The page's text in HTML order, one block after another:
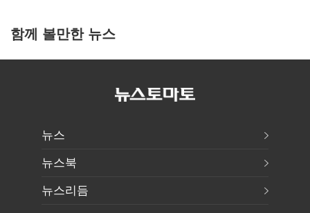
함께 볼만한 뉴스
뉴스
뉴스북
뉴스리듬